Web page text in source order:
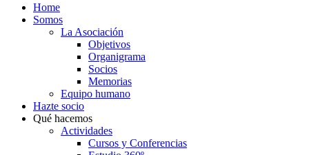
Home
Somos
La Asociación
Objetivos
Organigrama
Socios
Memorias
Equipo humano
Hazte socio
Qué hacemos
Actividades
Cursos y Conferencias